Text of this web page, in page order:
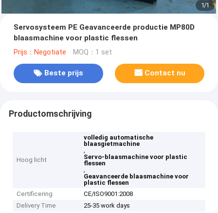
1/1
Servosysteem PE Geavanceerde productie MP80D
blaasmachine voor plastic flessen
Prijs：Negotiate MOQ：1 set
Beste prijs Contact nu
Productomschrijving
Hoog licht
volledig automatische
blaasgietmachine
,
Servo-blaasmachine voor plastic
flessen
,
Geavanceerde blaasmachine voor
plastic flessen
Certificering
CE/ISO9001:2008
Delivery Time
25-35 work days